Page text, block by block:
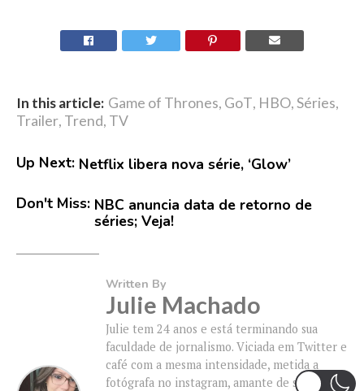
In this article: Game of Thrones, GoT, HBO,Séries,
Trailer, Trend, TV
Up Next: Netflix libera nova série, ‘Glow’
Don't Miss: NBC anuncia data de retorno de
séries; Veja!
Written By
Julie Machado
Julie tem 24 anos e está terminando sua
faculdade de jornalismo. Viciada em Twitter e
café com a mesma intensidade, metida a
fotógrafa no instagram, amante de séries e